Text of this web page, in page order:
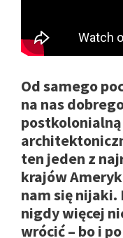
Od samego
na nas
ten jeden z
krajów
nam się nijaki.
nigdy więcej
wrócić – bo i